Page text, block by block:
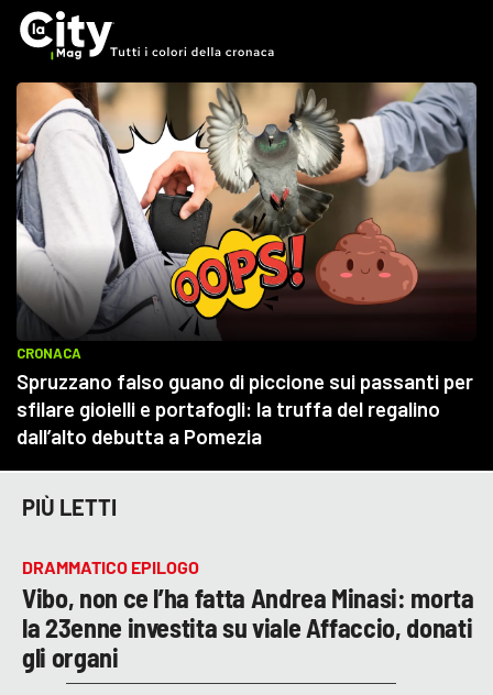
PIÙ LETTI
DRAMMATICO EPILOGO
Vibo, non ce l’ha fatta Andrea Minasi: morta
la 23enne investita su viale Affaccio, donati
gli organi